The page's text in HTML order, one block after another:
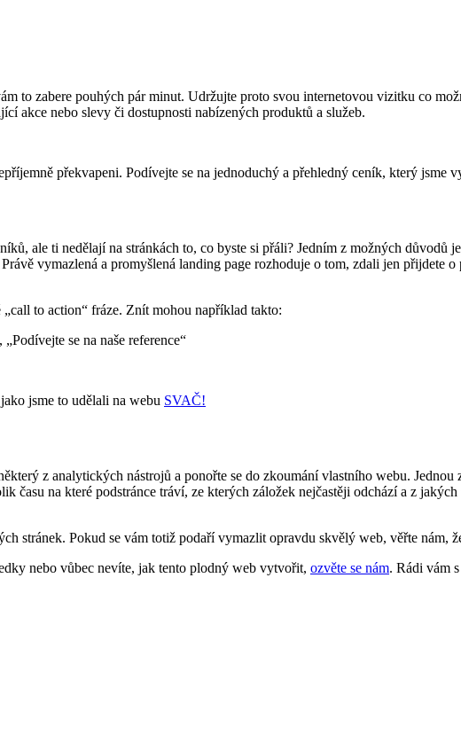
to zabere pouhých pár minut. Udržujte proto svou internetovou vizitku co
akce nebo slevy či dostupnosti nabízených produktů a služeb.
překvapeni. Podívejte se na jednoduchý a přehledný ceník, který jsme
ale ti nedělají na stránkách to, co byste si přáli? Jedním z možných
vymazlená a promyšlená landing page rozhoduje o tom, zdali jen přijdete
to action“ fráze. Znít mohou například takto:
se na naše reference“
jsme to udělali na webu SVAČ!
z analytických nástrojů a ponořte se do zkoumání vlastního webu.
času na které podstránce tráví, ze kterých záložek nejčastěji odchází a z
stránek. Pokud se vám totiž podaří vymazlit opravdu skvělý web, věřte nám,
nebo vůbec nevíte, jak tento plodný web vytvořit, ozvěte se nám. Rádi vám